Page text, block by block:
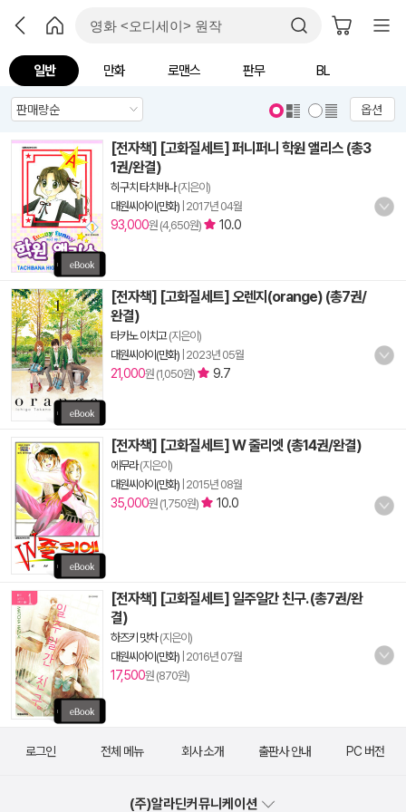
일반 만화 로맨스 판무 BL
옵션
[전자책] [고화질세트] 퍼니퍼니 학원 앨리스 (총3
1권/완결)
히구치 타치바나(지은이)
대원씨아이(만화) 2017년 04월
93,000원 (4,650원) 10.0
[전자책] [고화질세트] 오렌지(orange) (총7권/
완결)
타카노 이치고(지은이)
대원씨아이(만화) 2023년 05월
21,000원 (1,050원) 9.7
[전자책] [고화질세트] W 줄리엣 (총14권/완결)
에무라(지은이)
대원씨아이(만화) 2015년 08월
35,000원 (1,750원) 10.0
[전자책] [고화질세트] 일주일간 친구. (총7권/완
결)
하즈키 맛차(지은이)
대원씨아이(만화) 2016년 07월
17,500원 (870원)
로그인 전체 메뉴 회사 소개 출판사 안내 PC 버전
(주)알라딘커뮤니케이션